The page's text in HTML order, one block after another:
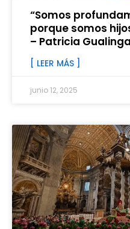
“Somos
porque somos
– Patricia Gualinga
[ LEER MÁS ]
junio 12, 2025